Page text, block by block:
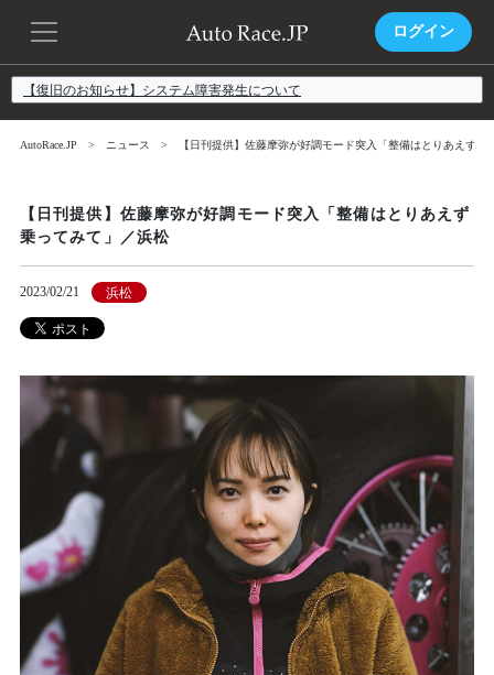
ログイン
【復旧のお知らせ】システム障害発生について
AutoRace.JP ニュース 【日刊提供】佐藤摩弥が好調モード突入「整備はとりあえず乗
【日刊提供】佐藤摩弥が好調モード突入「整備はとりあえず
乗ってみて」／浜松
2023/02/21 浜松